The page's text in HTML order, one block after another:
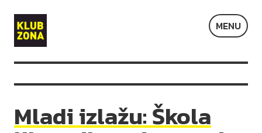
Klub
Zona
MENU
Mladi izlažu: Škola